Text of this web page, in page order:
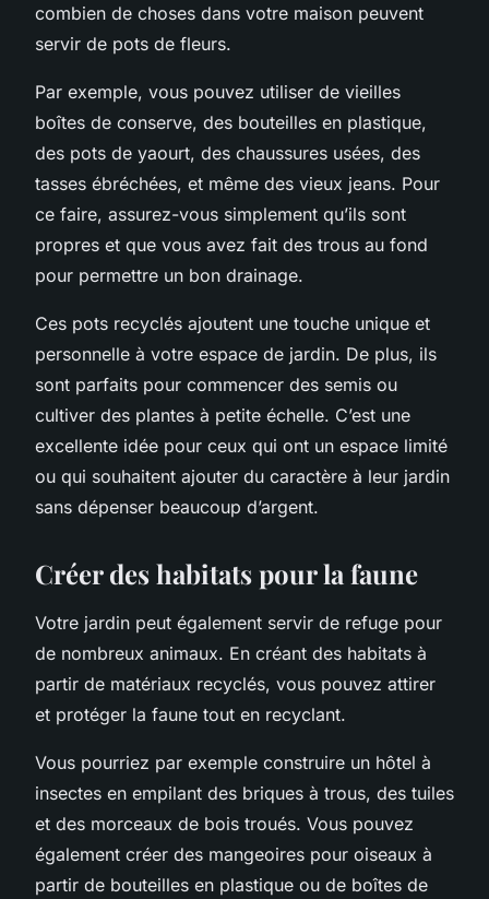
combien de choses dans votre maison peuvent
servir de pots de fleurs.
Par exemple, vous pouvez utiliser de vieilles
boîtes de conserve, des bouteilles en plastique,
des pots de yaourt, des chaussures usées, des
tasses ébréchées, et même des vieux jeans. Pour
ce faire, assurez-vous simplement qu’ils sont
propres et que vous avez fait des trous au fond
pour permettre un bon drainage.
Ces pots recyclés ajoutent une touche unique et
personnelle à votre espace de jardin. De plus, ils
sont parfaits pour commencer des semis ou
cultiver des plantes à petite échelle. C’est une
excellente idée pour ceux qui ont un espace limité
ou qui souhaitent ajouter du caractère à leur jardin
sans dépenser beaucoup d’argent.
Créer des habitats pour la faune
Votre jardin peut également servir de refuge pour
de nombreux animaux. En créant des habitats à
partir de matériaux recyclés, vous pouvez attirer
et protéger la faune tout en recyclant.
Vous pourriez par exemple construire un hôtel à
insectes en empilant des briques à trous, des tuiles
et des morceaux de bois troués. Vous pouvez
également créer des mangeoires pour oiseaux à
partir de bouteilles en plastique ou de boîtes de